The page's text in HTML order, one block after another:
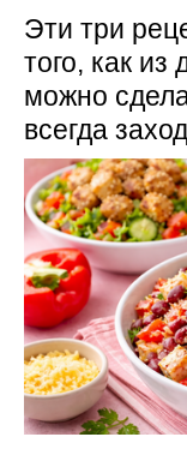
Эти три
того, как из
можно
всегда